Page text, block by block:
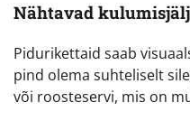
Nähtavad
Pidurikettaid saab
pind olema suhteliselt
või roosteservi, mis on